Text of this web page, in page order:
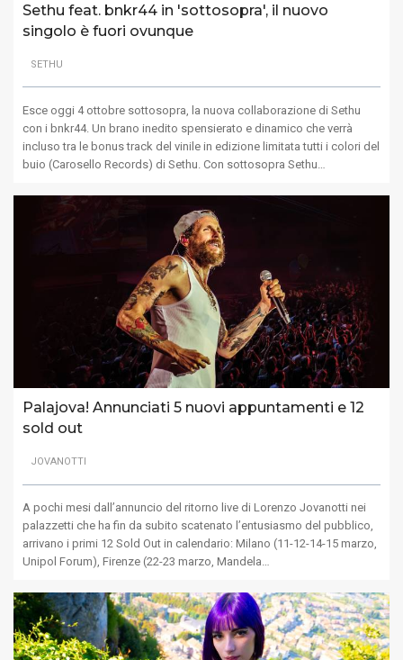
Sethu feat. bnkr44 in 'sottosopra', il nuovo
singolo è fuori ovunque
SETHU
Esce oggi 4 ottobre sottosopra, la nuova collaborazione di Sethu
con i bnkr44. Un brano inedito spensierato e dinamico che verrà
incluso tra le bonus track del vinile in edizione limitata tutti i colori del
buio (Carosello Records) di Sethu. Con sottosopra Sethu…
Palajova! Annunciati 5 nuovi appuntamenti e 12
sold out
JOVANOTTI
A pochi mesi dall’annuncio del ritorno live di Lorenzo Jovanotti nei
palazzetti che ha fin da subito scatenato l’entusiasmo del pubblico,
arrivano i primi 12 Sold Out in calendario: Milano (11-12-14-15 marzo,
Unipol Forum), Firenze (22-23 marzo, Mandela…